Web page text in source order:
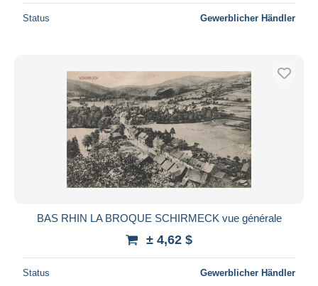
Status Gewerblicher Händler
BAS RHIN LA BROQUE SCHIRMECK vue générale
± 4,62 $
Status Gewerblicher Händler